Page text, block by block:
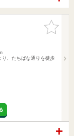
お気に入
りに追加
り、たちばな通りを徒歩